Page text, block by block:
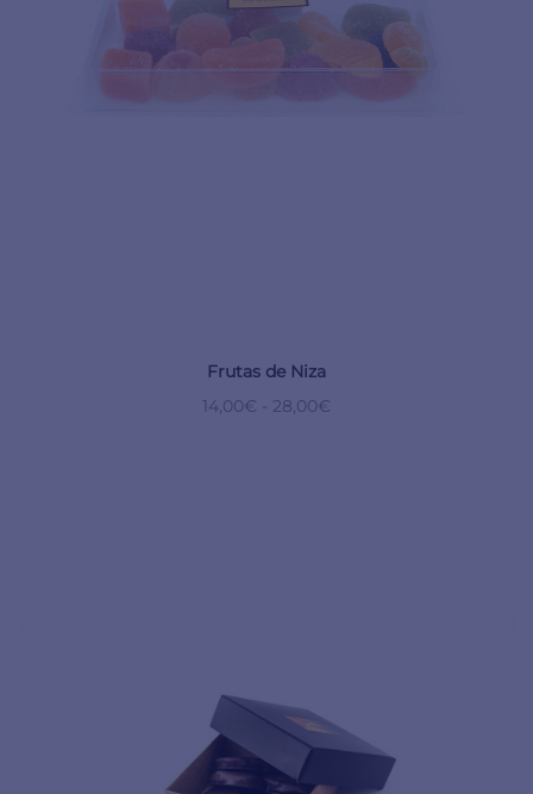
Frutas de Niza
14,00€ 28,00€